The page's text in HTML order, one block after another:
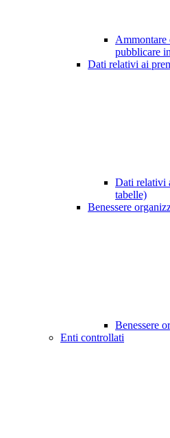
Ammontare
pubblicare
Dati relativi ai
Dati relativi
tabelle)
Benessere
Benessere
Enti controllati